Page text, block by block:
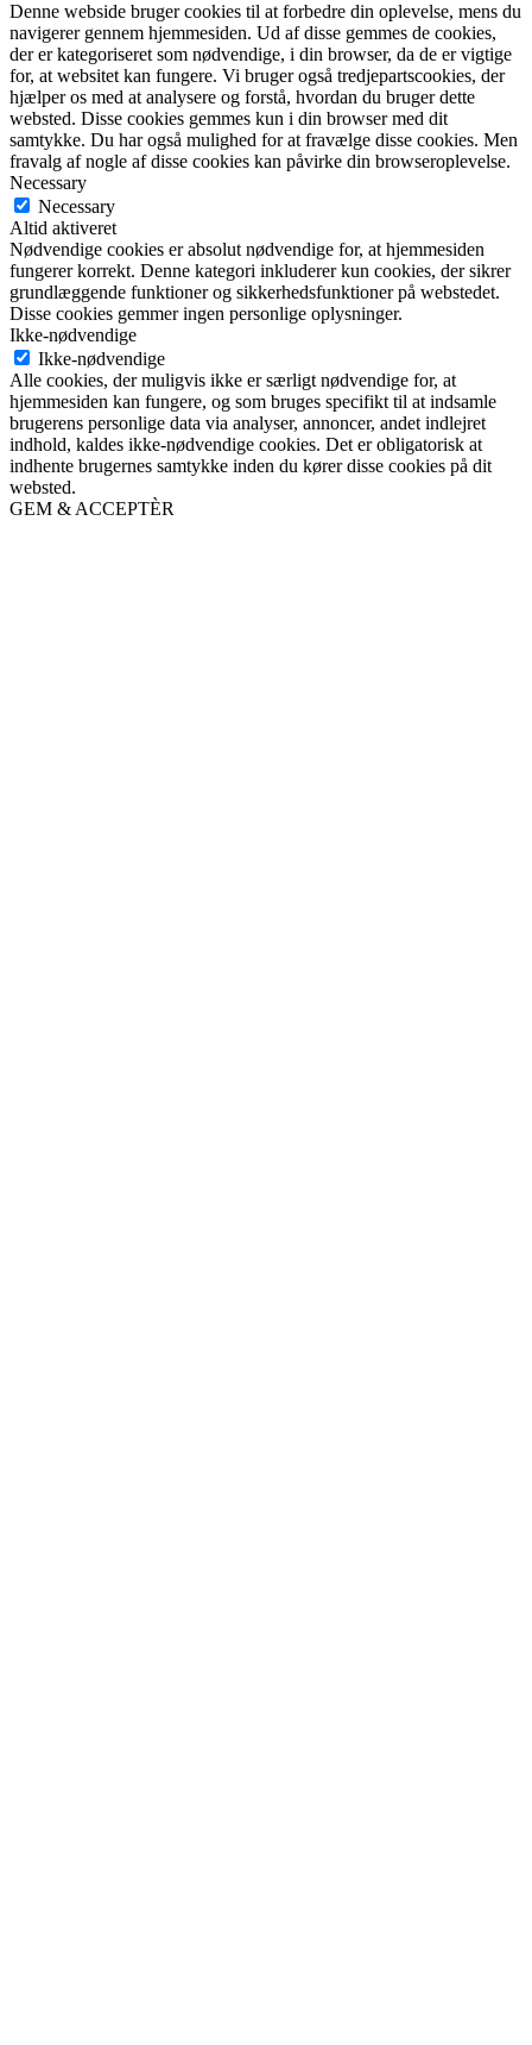
Denne webside bruger cookies til at forbedre din oplevelse, mens du
navigerer gennem hjemmesiden. Ud af disse gemmes de cookies,
der er kategoriseret som nødvendige, i din browser, da de er vigtige
for, at websitet kan fungere. Vi bruger også tredjepartscookies, der
hjælper os med at analysere og forstå, hvordan du bruger dette
websted. Disse cookies gemmes kun i din browser med dit
samtykke. Du har også mulighed for at fravælge disse cookies. Men
fravalg af nogle af disse cookies kan påvirke din browseroplevelse.
Necessary
Necessary
Altid aktiveret
Nødvendige cookies er absolut nødvendige for, at hjemmesiden
fungerer korrekt. Denne kategori inkluderer kun cookies, der sikrer
grundlæggende funktioner og sikkerhedsfunktioner på webstedet.
Disse cookies gemmer ingen personlige oplysninger.
Ikke-nødvendige
Ikke-nødvendige
Alle cookies, der muligvis ikke er særligt nødvendige for, at
hjemmesiden kan fungere, og som bruges specifikt til at indsamle
brugerens personlige data via analyser, annoncer, andet indlejret
indhold, kaldes ikke-nødvendige cookies. Det er obligatorisk at
indhente brugernes samtykke inden du kører disse cookies på dit
websted.
GEM & ACCEPTÈR